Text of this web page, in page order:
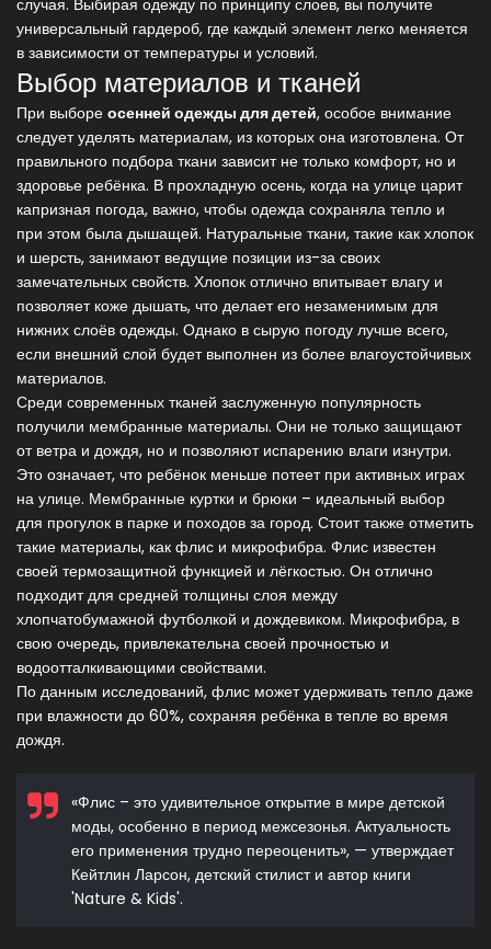
случая. Выбирая одежду по принципу слоев, вы получите
универсальный гардероб, где каждый элемент легко меняется
в зависимости от температуры и условий.
Выбор материалов и тканей
При выборе осенней одежды для детей, особое внимание
следует уделять материалам, из которых она изготовлена. От
правильного подбора ткани зависит не только комфорт, но и
здоровье ребёнка. В прохладную осень, когда на улице царит
капризная погода, важно, чтобы одежда сохраняла тепло и
при этом была дышащей. Натуральные ткани, такие как хлопок
и шерсть, занимают ведущие позиции из-за своих
замечательных свойств. Хлопок отлично впитывает влагу и
позволяет коже дышать, что делает его незаменимым для
нижних слоёв одежды. Однако в сырую погоду лучше всего,
если внешний слой будет выполнен из более влагоустойчивых
материалов.
Среди современных тканей заслуженную популярность
получили мембранные материалы. Они не только защищают
от ветра и дождя, но и позволяют испарению влаги изнутри.
Это означает, что ребёнок меньше потеет при активных играх
на улице. Мембранные куртки и брюки – идеальный выбор
для прогулок в парке и походов за город. Стоит также отметить
такие материалы, как флис и микрофибра. Флис известен
своей термозащитной функцией и лёгкостью. Он отлично
подходит для средней толщины слоя между
хлопчатобумажной футболкой и дождевиком. Микрофибра, в
свою очередь, привлекательна своей прочностью и
водоотталкивающими свойствами.
По данным исследований, флис может удерживать тепло даже
при влажности до 60%, сохраняя ребёнка в тепле во время
дождя.
«Флис – это удивительное открытие в мире детской
моды, особенно в период межсезонья. Актуальность
его применения трудно переоценить», — утверждает
Кейтлин Ларсон, детский стилист и автор книги
'Nature & Kids'.